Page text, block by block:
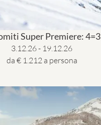
Super Premiere: 4=3
3.12.26 - 19.12.26
da € 1.212 a persona